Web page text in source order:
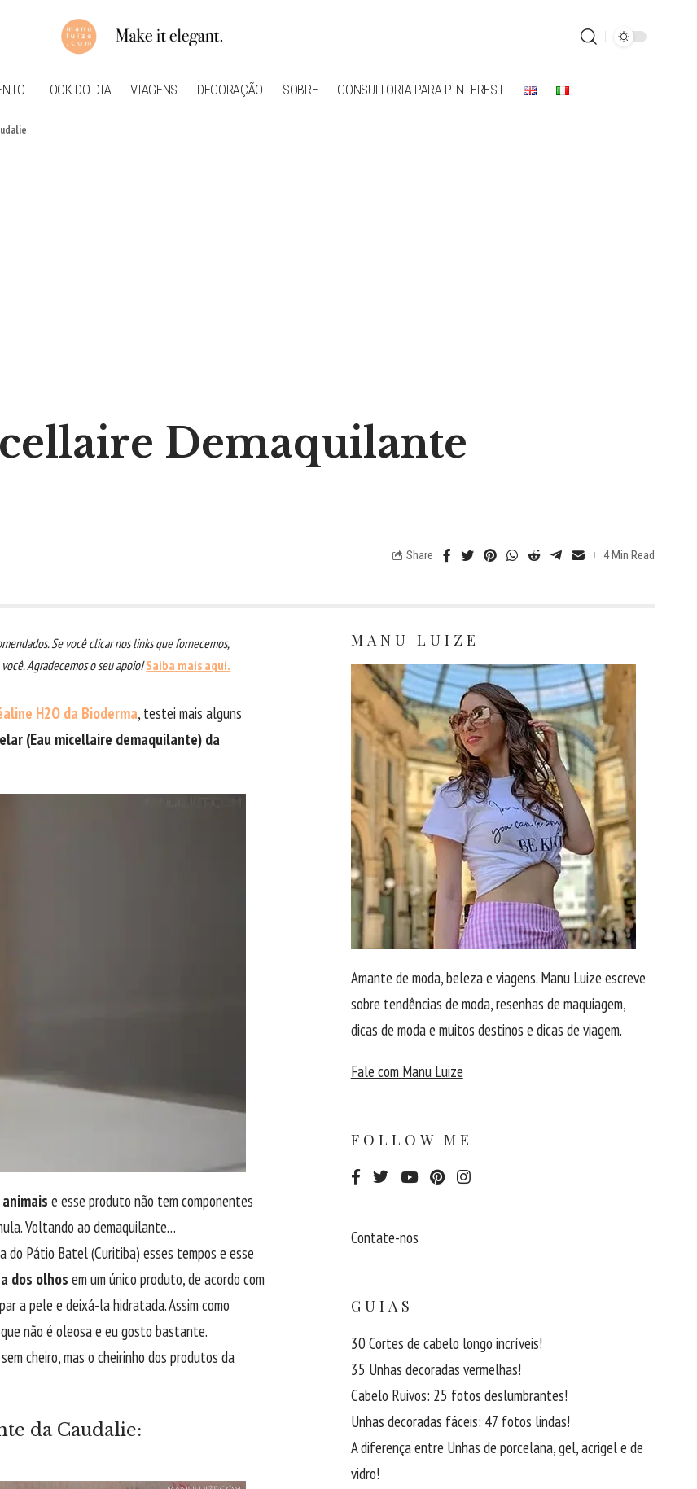
LOOK DO DIA VIAGENS DECORAÇÃO SOBRE CONSULTORIA PARA PINTEREST
Demaquilante
Share 4 Min Read
Se você clicar nos links que fornecemos,
Agradecemos o seu apoio!Saiba mais aqui.
H2O da Bioderma, testei mais alguns
(Eau micellaire demaquilante) da
e esse produto não tem componentes
Voltando ao demaquilante…
do Pátio Batel (Curitiba) esses tempos e esse
dos olhos em um único produto, de acordo com
a pele e deixá-la hidratada. Assim como
não é oleosa e eu gosto bastante.
cheiro, mas o cheirinho dos produtos da
da Caudalie:
MANU LUIZE
Amante de moda, beleza e viagens. Manu Luize escreve
sobre tendências de moda, resenhas de maquiagem,
dicas de moda e muitos destinos e dicas de viagem.
Fale com Manu Luize
FOLLOW ME
Contate-nos
GUIAS
30 Cortes de cabelo longo incríveis!
35 Unhas decoradas vermelhas!
Cabelo Ruivos: 25 fotos deslumbrantes!
Unhas decoradas fáceis: 47 fotos lindas!
A diferença entre Unhas de porcelana, gel, acrigel e de
vidro!